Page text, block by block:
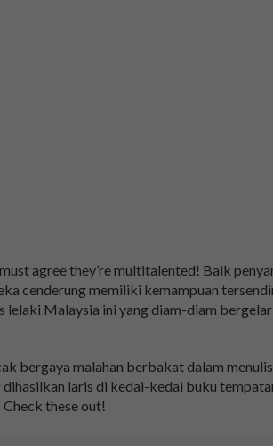
agree they’re multitalented! Baik
cenderung memiliki kemampuan
lelaki Malaysia ini yang diam-diam
bergaya malahan berbakat dalam
laris di kedai-kedai buku
Check these out!